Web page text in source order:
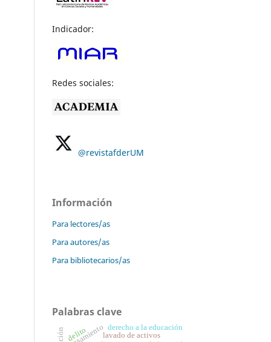
Indicador:
Redes sociales:
@revistafderUM
Información
Para lectores/as
Para autores/as
Para bibliotecarios/as
Palabras clave
lavado de activos
delito derecho a la educación